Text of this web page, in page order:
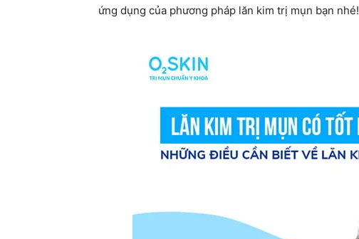
ứng dụng của phương pháp lăn kim trị mụn bạn nhé!